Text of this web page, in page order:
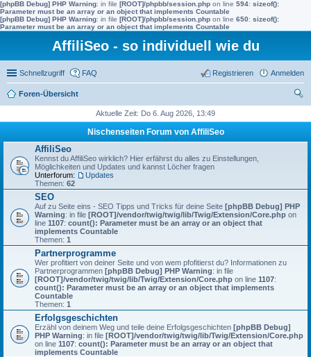
[phpBB Debug] PHP Warning: in file [ROOT]/phpbb/session.php on line 594: sizeof():
Parameter must be an array or an object that implements Countable
[phpBB Debug] PHP Warning: in file [ROOT]/phpbb/session.php on line 650: sizeof():
Parameter must be an array or an object that implements Countable
AffiliSeo - so individuell wie du
Schnellzugriff FAQ Anmelden
Registrieren
Foren-Übersicht
Aktuelle Zeit: Do 6. Aug 2026, 13:49
Nischenseiten Forum von AffiliSeo
AffiliSeo
Kennst du AffiliSeo wirklich? Hier erfährst du alles zu Einstellungen,
Möglichkeiten und Updates und kannst Löcher fragen
Unterforum:
Updates
Themen: 62
SEO
Auf zu Seite eins - SEO Tipps und Tricks für deine Seite [phpBB Debug] PHP
Warning: in file [ROOT]/vendor/twig/twig/lib/Twig/Extension/Core.php on
line 1107: count(): Parameter must be an array or an object that
implements Countable
Themen: 1
Partnerprogramme
Wer profitiert von deiner Seite und von wem pfofitierst du? Informationen zu
Partnerprogrammen [phpBB Debug] PHP Warning: in file
[ROOT]/vendor/twig/twig/lib/Twig/Extension/Core.php on line 1107:
count(): Parameter must be an array or an object that implements
Countable
Themen: 1
Erfolgsgeschichten
Erzähl von deinem Weg und teile deine Erfolgsgeschichten [phpBB Debug]
PHP Warning: in file [ROOT]/vendor/twig/twig/lib/Twig/Extension/Core.php
on line 1107: count(): Parameter must be an array or an object that
implements Countable